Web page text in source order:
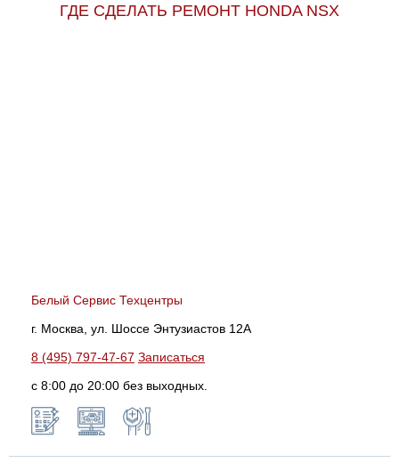
ГДЕ СДЕЛАТЬ РЕМОНТ HONDA NSX
Белый Сервис Техцентры
г. Москва, ул. Шоссе Энтузиастов 12А
8 (495) 797-47-67 Записаться
с 8:00 до 20:00 без выходных.